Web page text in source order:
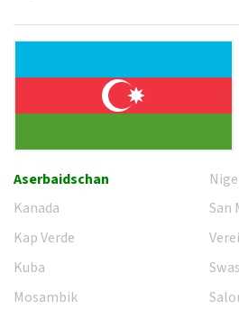
Aserbaidschan
Kanada
Kap Verde
Kuba
Mosambik
San